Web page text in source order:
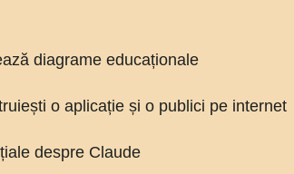
diagrame educaționale
o aplicație și o publici pe internet
despre Claude